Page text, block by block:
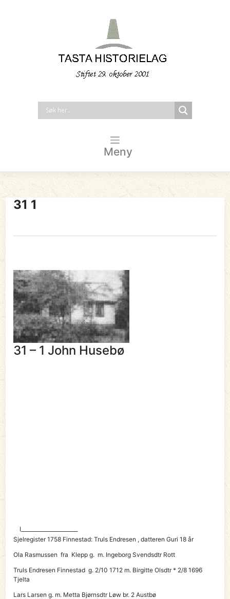
Meny
31 1
31 – 1 John Husebø
I______________________
Sjelregister 1758 Finnestad:Truls Endresen , datteren Guri 18 år
Ola Rasmussen fra Klepp g. m. Ingeborg Svendsdtr Rott
Truls Endresen Finnestad g. 2/10 1712 m. Birgitte Olsdtr * 2/8 1696
Tjelta
Lars Larsen g. m. Metta Bjørnsdtr Løw br. 2 Austbø